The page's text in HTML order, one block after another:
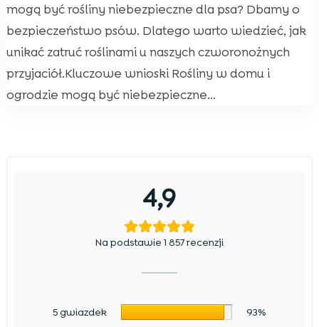
mogą być rośliny niebezpieczne dla psa? Dbamy o
bezpieczeństwo psów. Dlatego warto wiedzieć, jak
unikać zatruć roślinami u naszych czworonożnych
przyjaciół.Kluczowe wnioski Rośliny w domu i
ogrodzie mogą być niebezpieczne...
4,9
Na podstawie 1 857 recenzji
5 gwiazdek 93%